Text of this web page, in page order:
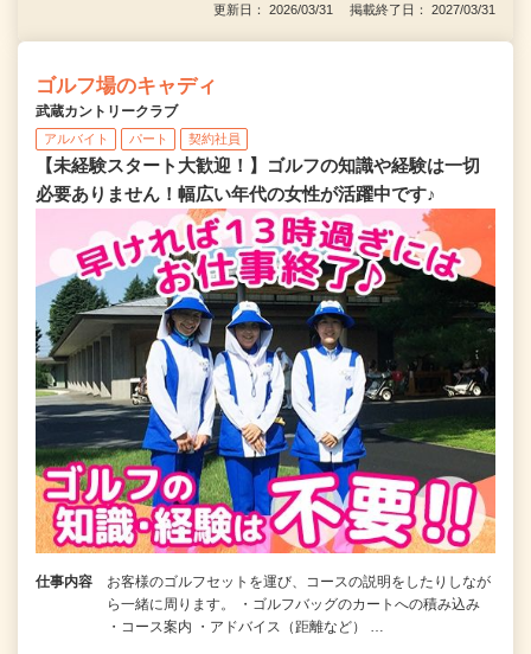
更新日： 2026/03/31 掲載終了日： 2027/03/31
ゴルフ場のキャディ
武蔵カントリークラブ
アルバイト パート 契約社員
【未経験スタート大歓迎！】ゴルフの知識や経験は一切
必要ありません！幅広い年代の女性が活躍中です♪
仕事内容
お客様のゴルフセットを運び、コースの説明をしたりしなが
ら一緒に周ります。 ・ゴルフバッグのカートへの積み込み
・コース案内 ・アドバイス（距離など） …